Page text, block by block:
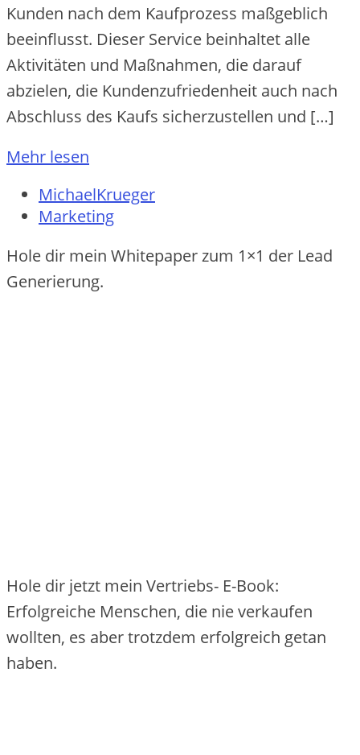
Kunden nach dem Kaufprozess maßgeblich
beeinflusst. Dieser Service beinhaltet alle
Aktivitäten und Maßnahmen, die darauf
abzielen, die Kundenzufriedenheit auch nach
Abschluss des Kaufs sicherzustellen und […]
Mehr lesen
MichaelKrueger
Marketing
Hole dir mein Whitepaper zum 1×1 der Lead
Generierung.
Hole dir jetzt mein Vertriebs- E-Book:
Erfolgreiche Menschen, die nie verkaufen
wollten, es aber trotzdem erfolgreich getan
haben.